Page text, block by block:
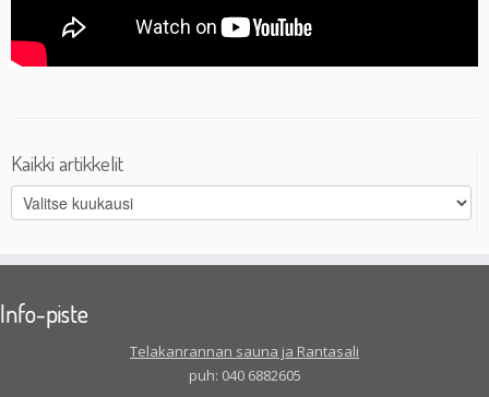
Kaikki artikkelit
Kaikki
artikkelit
Info-piste
Telakanrannan sauna ja Rantasali
puh: 040 6882605